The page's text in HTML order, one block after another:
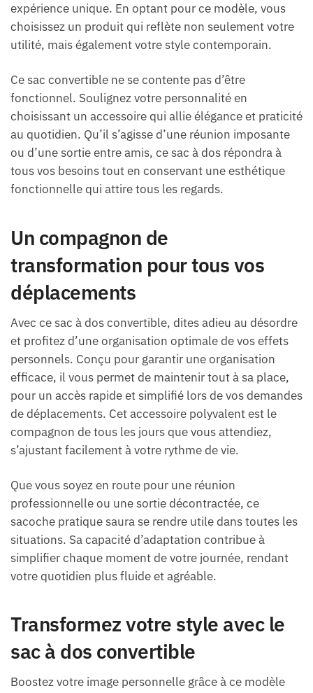
expérience unique. En optant pour ce modèle, vous
choisissez un produit qui reflète non seulement votre
utilité, mais également votre style contemporain.
Ce sac convertible ne se contente pas d’être
fonctionnel. Soulignez votre personnalité en
choisissant un accessoire qui allie élégance et praticité
au quotidien. Qu’il s’agisse d’une réunion imposante
ou d’une sortie entre amis, ce sac à dos répondra à
tous vos besoins tout en conservant une esthétique
fonctionnelle qui attire tous les regards.
Un compagnon de
transformation pour tous vos
déplacements
Avec ce sac à dos convertible, dites adieu au désordre
et profitez d’une organisation optimale de vos effets
personnels. Conçu pour garantir une organisation
efficace, il vous permet de maintenir tout à sa place,
pour un accès rapide et simplifié lors de vos demandes
de déplacements. Cet accessoire polyvalent est le
compagnon de tous les jours que vous attendiez,
s’ajustant facilement à votre rythme de vie.
Que vous soyez en route pour une réunion
professionnelle ou une sortie décontractée, ce
sacoche pratique saura se rendre utile dans toutes les
situations. Sa capacité d’adaptation contribue à
simplifier chaque moment de votre journée, rendant
votre quotidien plus fluide et agréable.
Transformez votre style avec le
sac à dos convertible
Boostez votre image personnelle grâce à ce modèle